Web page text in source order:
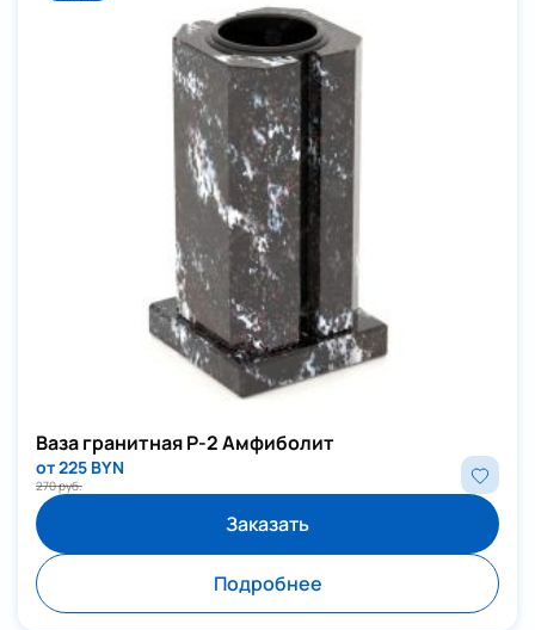
Ваза гранитная Р-2 Амфиболит
от 225 BYN
270 руб.
Заказать
Подробнее